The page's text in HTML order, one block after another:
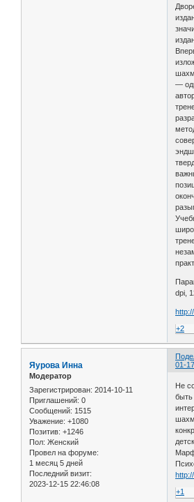
—
dpi,
+2
01-
Яурова Инна
Модератор
Зарегистрирован: 2014-10-11
Приглашений: 0
Сообщений: 1515
Уважение: +1080
Позитив: +1246
Пол: Женский
Провел на форуме:
1 месяц 5 дней
Последний визит:
2023-12-15 22:46:08
Не
быть
+1